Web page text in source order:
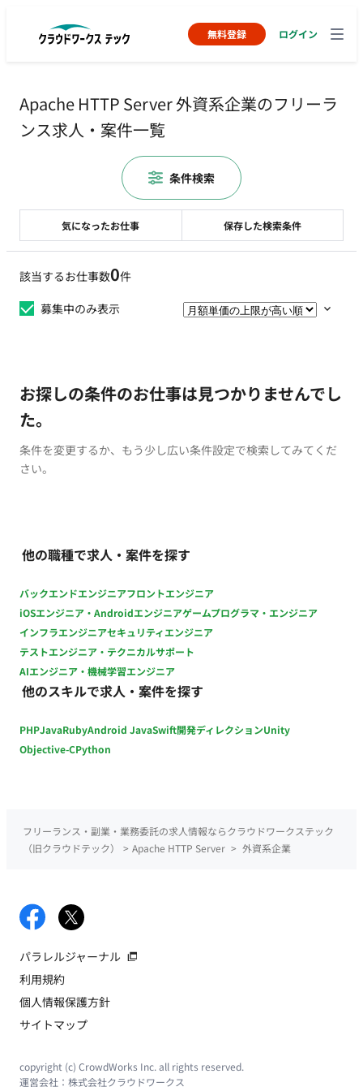
無料登録 ログイン
Apache HTTP Server 外資系企業のフリーラ
ンス求人・案件一覧
該当するお仕事数0件
募集中のみ表示
お探しの条件のお仕事は見つかりませんでし
た。
条件を変更するか、もう少し広い条件設定で検索してみてくだ
さい。
他の職種で求人・案件を探す
バックエンドエンジニアフロントエンジニア
iOSエンジニア・Androidエンジニアゲームプログラマ・エンジニア
インフラエンジニアセキュリティエンジニア
テストエンジニア・テクニカルサポート
AIエンジニア・機械学習エンジニア
他のスキルで求人・案件を探す
PHPJavaRubyAndroid JavaSwift開発ディレクションUnity
Objective-CPython
気になったお仕事 保存した検索条件
条件検索
フリーランス・副業・業務委託の求人情報ならクラウドワークステック
（旧クラウドテック）
> Apache HTTP Server > 外資系企業
パラレルジャーナル
利用規約
個人情報保護方針
サイトマップ
copyright (c) CrowdWorks Inc. all rights reserved.
運営会社： 株式会社クラウドワークス